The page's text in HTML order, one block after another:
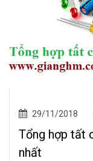
29/11/2018
Tổng hợp tất
nhất